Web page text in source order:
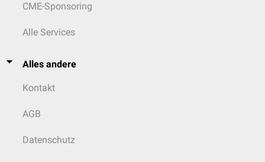
CME-Sponsoring
Alle Services
Alles andere
Kontakt
AGB
Datenschutz